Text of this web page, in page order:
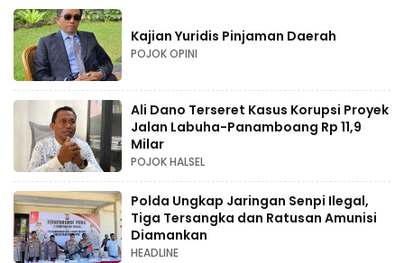
Kajian Yuridis Pinjaman Daerah
POJOK OPINI
Ali Dano Terseret Kasus Korupsi Proyek
Jalan Labuha-Panamboang Rp 11,9
Milar
POJOK HALSEL
Polda Ungkap Jaringan Senpi Ilegal,
Tiga Tersangka dan Ratusan Amunisi
Diamankan
HEADLINE